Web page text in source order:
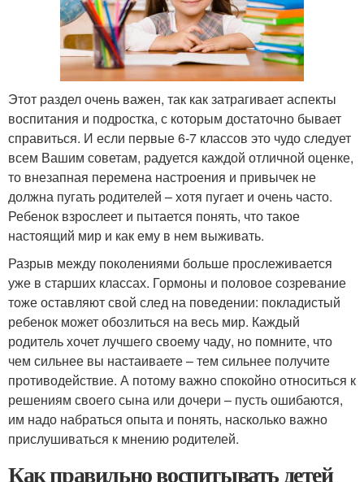
Этот раздел очень важен, так как затрагивает аспекты
воспитания и подростка, с которым достаточно бывает
справиться. И если первые 6-7 классов это чудо следует
всем Вашим советам, радуется каждой отличной оценке,
то внезапная перемена настроения и привычек не
должна пугать родителей – хотя пугает и очень часто.
Ребенок взрослеет и пытается понять, что такое
настоящий мир и как ему в нем выживать.
Разрыв между поколениями больше прослеживается
уже в старших классах. Гормоны и половое созревание
тоже оставляют свой след на поведении: покладистый
ребенок может обозлиться на весь мир. Каждый
родитель хочет лучшего своему чаду, но помните, что
чем сильнее вы настаиваете – тем сильнее получите
противодействие. А потому важно спокойно относиться к
решениям своего сына или дочери – пусть ошибаются,
им надо набраться опыта и понять, насколько важно
прислушиваться к мнению родителей.
Как правильно воспитывать детей